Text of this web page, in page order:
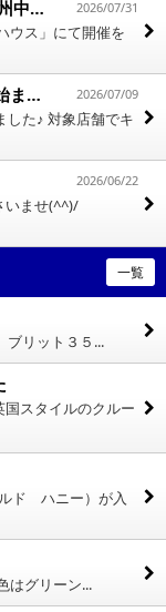
ロイヤルエンフィールド試乗キャラバン九州中止となりました
ウス」にて開催を
2026/07/31
ETC車載器購入助成キャンペーン２０２６始まりました
した♪ 対象店舗でキ
2026/07/09
いませ(^^)/
2026/06/22
一覧
ブリット３５...
国スタイルのクルー
ド ハニー）が入
はグリーン...